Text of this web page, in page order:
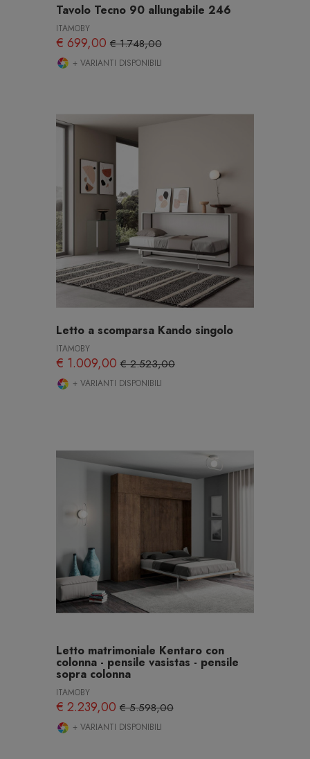
Tavolo Tecno 90 allungabile 246
ITAMOBY
€ 699,00€ 1.748,00
+ VARIANTI DISPONIBILI
Letto a scomparsa Kando singolo
ITAMOBY
€ 1.009,00€ 2.523,00
+ VARIANTI DISPONIBILI
Letto matrimoniale Kentaro con
colonna - pensile vasistas - pensile
sopra colonna
ITAMOBY
€ 2.239,00€ 5.598,00
+ VARIANTI DISPONIBILI